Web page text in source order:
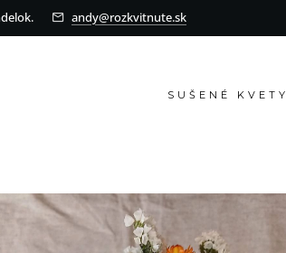
andy@rozkvitnute.sk
SUŠENÉ KVETY